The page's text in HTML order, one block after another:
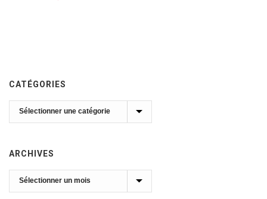
CATÉGORIES
Catégories
ARCHIVES
Archives